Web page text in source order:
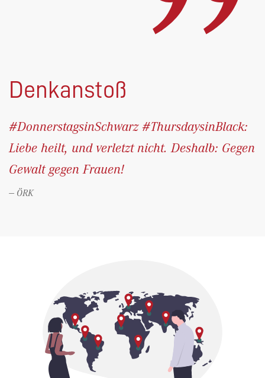
Denkanstoß
#DonnerstagsinSchwarz #ThursdaysinBlack:
Liebe heilt, und verletzt nicht. Deshalb: Gegen
Gewalt gegen Frauen!
ÖRK